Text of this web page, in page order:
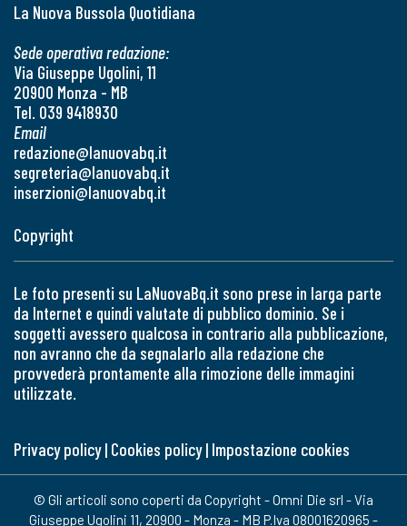
La Nuova Bussola Quotidiana
Sede operativa redazione:
Via Giuseppe Ugolini, 11
20900 Monza - MB
Tel. 039 9418930
Email
redazione@lanuovabq.it
segreteria@lanuovabq.it
inserzioni@lanuovabq.it
Copyright
Le foto presenti su LaNuovaBq.it sono prese in larga parte
da Internet e quindi valutate di pubblico dominio. Se i
soggetti avessero qualcosa in contrario alla pubblicazione,
non avranno che da segnalarlo alla redazione che
provvederà prontamente alla rimozione delle immagini
utilizzate.
Privacy policy| Cookies policy| Impostazione cookies
© Gli articoli sono coperti da Copyright - Omni Die srl - Via
Giuseppe Ugolini 11, 20900 - Monza - MB P.Iva 08001620965 -